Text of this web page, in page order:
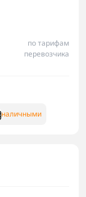
по тарифам
перевозчика
наличными